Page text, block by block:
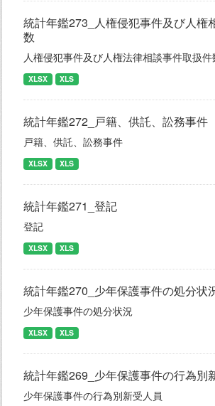
統計年鑑273_人権侵犯事件及び人権
数
人権侵犯事件及び人権法律相談事件取扱件
XLSX XLS
統計年鑑272_戸籍、供託、訟務事件
戸籍、供託、訟務事件
XLSX XLS
統計年鑑271_登記
登記
XLSX XLS
統計年鑑270_少年保護事件の処分状
少年保護事件の処分状況
XLSX XLS
統計年鑑269_少年保護事件の行為別
少年保護事件の行為別新受人員